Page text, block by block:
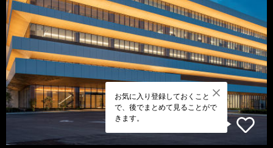
お気に入り登録しておくこと
で、後でまとめて見ることがで
きます。